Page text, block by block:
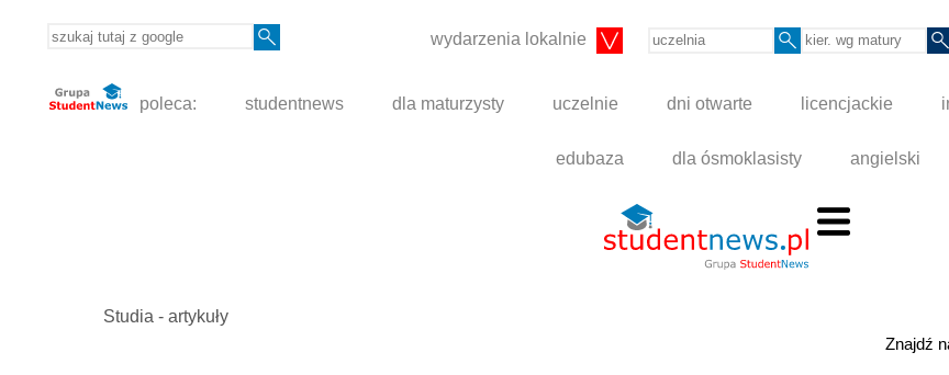
wydarzenia lokalnie
poleca: studentnews dla maturzysty uczelnie dni otwarte licencjackie
edubaza dla ósmoklasisty angielski
Studia - artykuły
Znajdź